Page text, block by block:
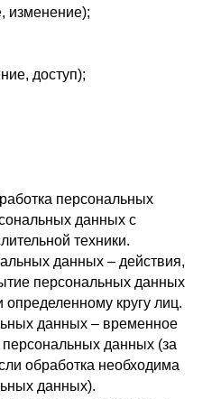
изменение);
доступ);
персональных
данных с
техники.
данных – действия,
персональных данных
кругу лиц.
данных – временное
данных (за
обработка необходима
данных).